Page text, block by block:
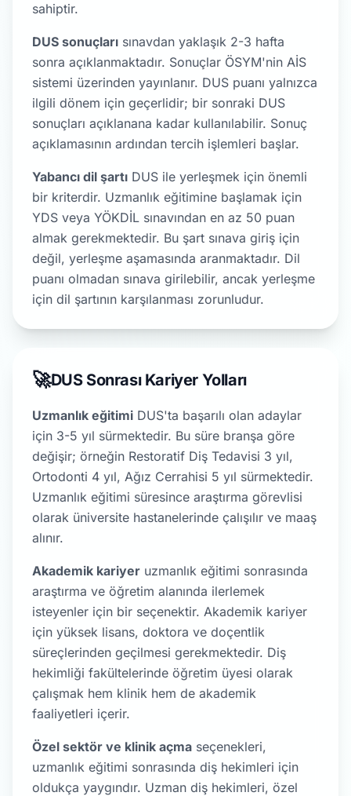
sahiptir.
DUS sonuçları sınavdan yaklaşık 2-3 hafta
sonra açıklanmaktadır. Sonuçlar ÖSYM'nin AİS
sistemi üzerinden yayınlanır. DUS puanı yalnızca
ilgili dönem için geçerlidir; bir sonraki DUS
sonuçları açıklanana kadar kullanılabilir. Sonuç
açıklamasının ardından tercih işlemleri başlar.
Yabancı dil şartı DUS ile yerleşmek için önemli
bir kriterdir. Uzmanlık eğitimine başlamak için
YDS veya YÖKDİL sınavından en az 50 puan
almak gerekmektedir. Bu şart sınava giriş için
değil, yerleşme aşamasında aranmaktadır. Dil
puanı olmadan sınava girilebilir, ancak yerleşme
için dil şartının karşılanması zorunludur.
🚀DUS Sonrası Kariyer Yolları
Uzmanlık eğitimi DUS'ta başarılı olan adaylar
için 3-5 yıl sürmektedir. Bu süre branşa göre
değişir; örneğin Restoratif Diş Tedavisi 3 yıl,
Ortodonti 4 yıl, Ağız Cerrahisi 5 yıl sürmektedir.
Uzmanlık eğitimi süresince araştırma görevlisi
olarak üniversite hastanelerinde çalışılır ve maaş
alınır.
Akademik kariyer uzmanlık eğitimi sonrasında
araştırma ve öğretim alanında ilerlemek
isteyenler için bir seçenektir. Akademik kariyer
için yüksek lisans, doktora ve doçentlik
süreçlerinden geçilmesi gerekmektedir. Diş
hekimliği fakültelerinde öğretim üyesi olarak
çalışmak hem klinik hem de akademik
faaliyetleri içerir.
Özel sektör ve klinik açma seçenekleri,
uzmanlık eğitimi sonrasında diş hekimleri için
oldukça yaygındır. Uzman diş hekimleri, özel